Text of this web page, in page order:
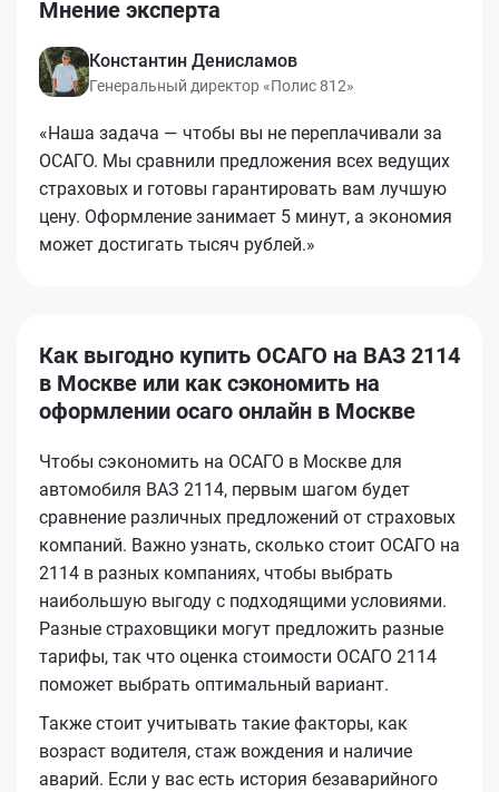
Мнение эксперта
Константин Денисламов
Генеральный директор «Полис 812»
«Наша задача — чтобы вы не переплачивали за
ОСАГО. Мы сравнили предложения всех ведущих
страховых и готовы гарантировать вам лучшую
цену. Оформление занимает 5 минут, а экономия
может достигать тысяч рублей.»
Как выгодно купить ОСАГО на ВАЗ 2114
в Москве или как сэкономить на
оформлении осаго онлайн в Москве
Чтобы сэкономить на ОСАГО в Москве для
автомобиля ВАЗ 2114, первым шагом будет
сравнение различных предложений от страховых
компаний. Важно узнать, сколько стоит ОСАГО на
2114 в разных компаниях, чтобы выбрать
наибольшую выгоду с подходящими условиями.
Разные страховщики могут предложить разные
тарифы, так что оценка стоимости ОСАГО 2114
поможет выбрать оптимальный вариант.
Также стоит учитывать такие факторы, как
возраст водителя, стаж вождения и наличие
аварий. Если у вас есть история безаварийного